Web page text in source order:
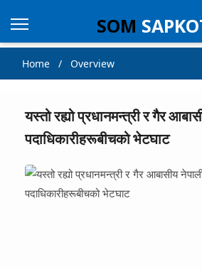
SOM
Home / Overview
यस्तो रह्यो प्रधानमन्त्री र गैर
पदाधिकारीहरूबीचको भेटघाट